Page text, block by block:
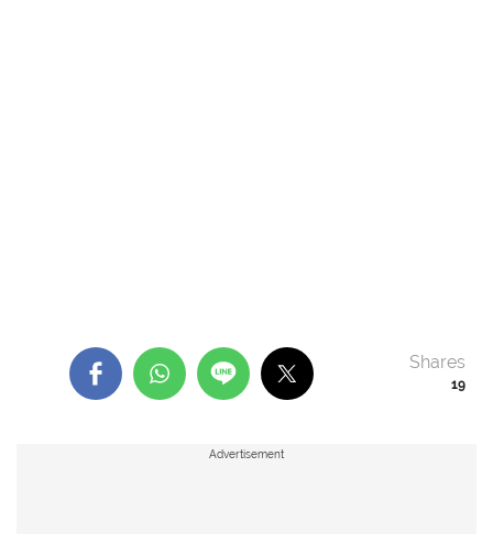
19
Shares
Advertisement